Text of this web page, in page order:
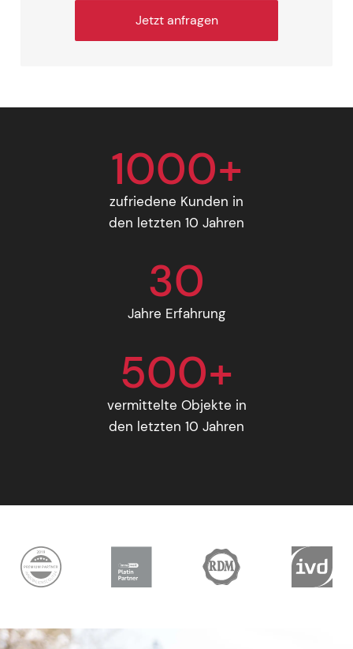
Jetzt anfragen
1000+
zufriedene Kunden in
den letzten 10 Jahren
30
Jahre Erfahrung
500+
vermittelte Objekte in
den letzten 10 Jahren